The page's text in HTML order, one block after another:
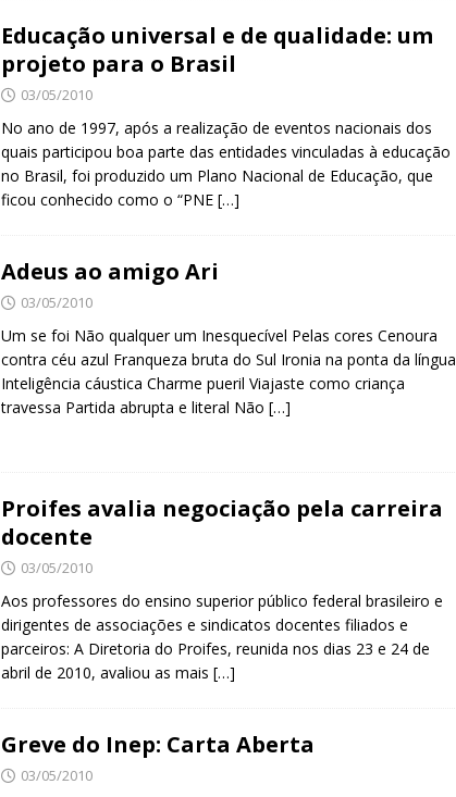
Educação universal e de qualidade: um
projeto para o Brasil
03/05/2010
No ano de 1997, após a realização de eventos nacionais dos
quais participou boa parte das entidades vinculadas à educação
no Brasil, foi produzido um Plano Nacional de Educação, que
ficou conhecido como o “PNE […]
Adeus ao amigo Ari
03/05/2010
Um se foi Não qualquer um Inesquecível Pelas cores Cenoura
contra céu azul Franqueza bruta do Sul Ironia na ponta da língua
Inteligência cáustica Charme pueril Viajaste como criança
travessa Partida abrupta e literal Não […]
Proifes avalia negociação pela carreira
docente
03/05/2010
Aos professores do ensino superior público federal brasileiro e
dirigentes de associações e sindicatos docentes filiados e
parceiros: A Diretoria do Proifes, reunida nos dias 23 e 24 de
abril de 2010, avaliou as mais […]
Greve do Inep: Carta Aberta
03/05/2010